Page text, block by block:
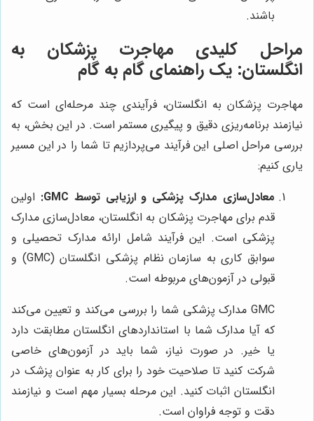
باشند.
مراحل کلیدی مهاجرت پزشکان به
انگلستان: یک راهنمای گام به گام
مهاجرت پزشکان به انگلستان، فرآیندی چند مرحله‌ای است که
نیازمند برنامه‌ریزی دقیق و پیگیری مستمر است. در این بخش، به
بررسی مراحل اصلی این فرآیند می‌پردازیم تا شما را در این مسیر
یاری کنیم:
معادل‌سازی مدارک پزشکی و ارزیابی توسط GMC:
اولین
قدم برای مهاجرت پزشکان به انگلستان، معادل‌سازی مدارک
پزشکی است. این فرآیند شامل ارائه مدارک تحصیلی و
سوابق کاری به سازمان نظام پزشکی انگلستان (GMC) و
قبولی در آزمون‌های مربوطه است.
GMC مدارک پزشکی شما را بررسی می‌کند و تعیین می‌کند
که آیا مدارک شما با استانداردهای انگلستان مطابقت دارد
یا خیر. در صورت نیاز، شما باید در آزمون‌های خاصی
شرکت کنید تا صلاحیت خود را برای کار به عنوان پزشک در
انگلستان اثبات کنید. این مرحله بسیار مهم است و نیازمند
دقت و توجه فراوان است.